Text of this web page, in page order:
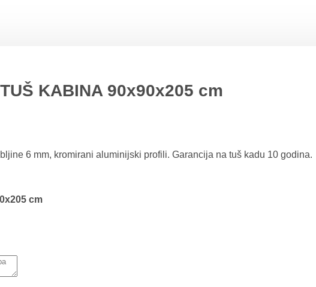
KABINA 90x90x205 cm
6 mm, kromirani aluminijski profili. Garancija na tuš kadu 10 godina.
cm